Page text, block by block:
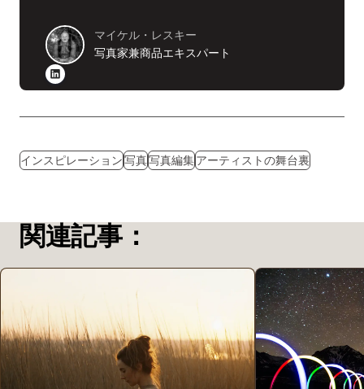
マイケル・レスキー
写真家兼商品エキスパート
インスピレーション写真写真編集アーティストの舞台裏
関連記事：